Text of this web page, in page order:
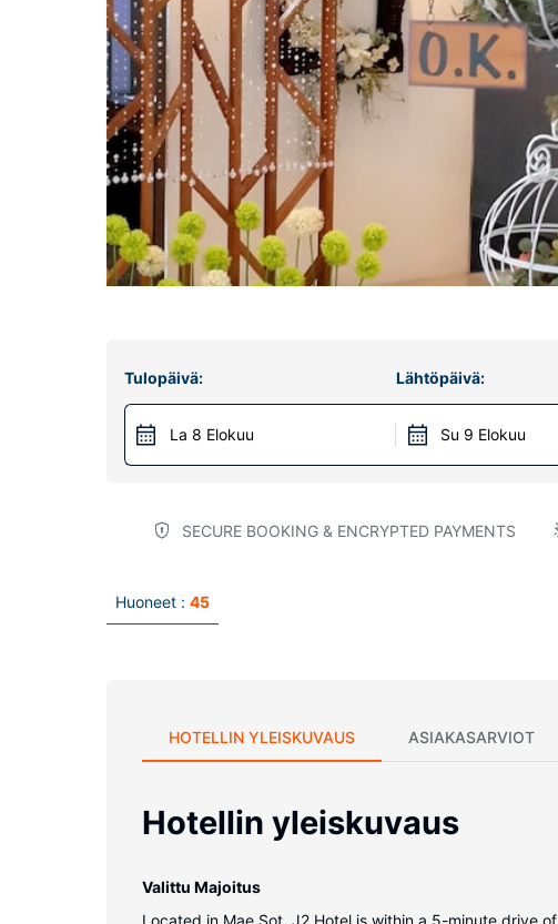
Tulopäivä:
La 8 Elokuu
Lähtöpäivä:
Su 9 Elokuu
SECURE BOOKING & ENCRYPTED PAYMENTS
Huoneet : 45
HOTELLIN YLEISKUVAUS ASIAKASARVIOT
Hotellin yleiskuvaus
Valittu Majoitus
Located in Mae Sot, J2 Hotel is within a 5-minute drive